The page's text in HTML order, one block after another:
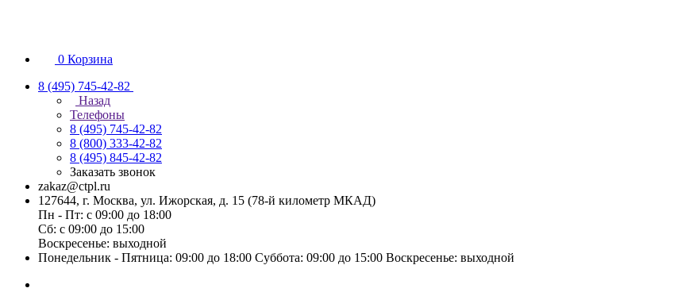
0 Корзина
8 (495) 745-42-82
Назад
Телефоны
8 (495) 745-42-82
8 (800) 333-42-82
8 (495) 845-42-82
Заказать звонок
zakaz@ctpl.ru
127644, г. Москва, ул. Ижорская, д. 15 (78-й километр МКАД)
Пн - Пт: с 09:00 до 18:00
Сб: с 09:00 до 15:00
Воскресенье: выходной
Понедельник - Пятница: 09:00 до 18:00 Суббота: 09:00 до 15:00 Воскресенье: выходной